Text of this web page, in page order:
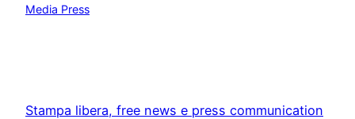
Media Press
Stampa libera, free news e press communication